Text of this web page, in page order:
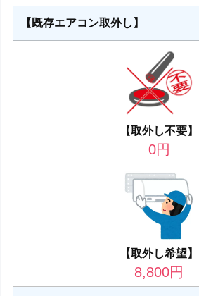
【既存エアコン取外し】
【取外し不要】
0円
【取外し希望】
8,800円